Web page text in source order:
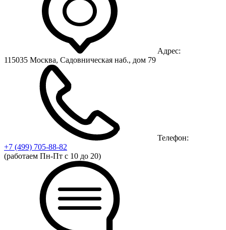
Адрес:
115035 Москва, Садовническая наб., дом 79
Телефон:
+7 (499) 705-88-82
(работаем Пн-Пт с 10 до 20)